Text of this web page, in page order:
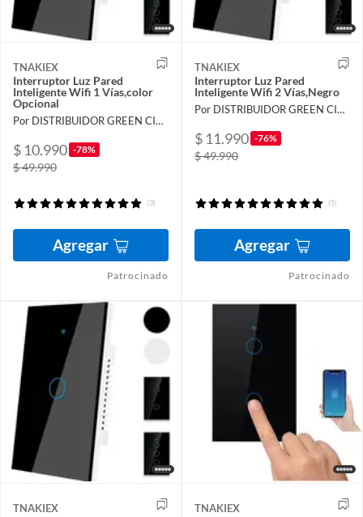
TNAKIEX
Interruptor Luz Pared
Inteligente Wifi 1 Vías,color
Opcional
Por DISTRIBUIDOR GREEN CITY SpA
$ 10.990 -78%
$ 49.990
(3)
Agregar
Patrocinado
TNAKIEX
Interruptor Luz Pared
Inteligente Wifi 2 Vías,Negro
Por DISTRIBUIDOR GREEN CITY SpA
$ 11.990 -76%
$ 49.990
(5)
Agregar
Patrocinado
TNAKIEX TNAKIEX